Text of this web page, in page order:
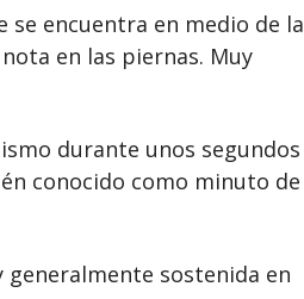
encuentra en medio de la
en las piernas. Muy
durante unos segundos
conocido como minuto de
sostenida en